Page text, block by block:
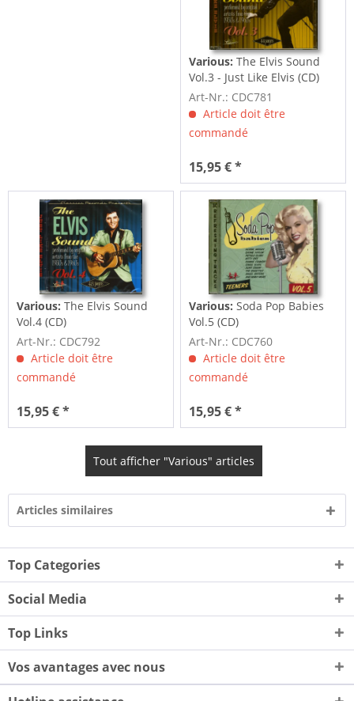
Various:The Elvis Sound
Vol.3 - Just Like Elvis (CD)
Art-Nr.: CDC781
Article doit être
commandé
15,95 € *
Various:The Elvis Sound
Vol.4 (CD)
Art-Nr.: CDC792
Article doit être
commandé
15,95 € *
Various:Soda Pop Babies
Vol.5 (CD)
Art-Nr.: CDC760
Article doit être
commandé
15,95 € *
Tout afficher "Various" articles
Articles similaires
Top Categories
Social Media
Top Links
Vos avantages avec nous